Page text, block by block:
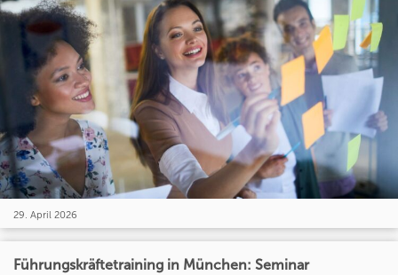
29. April 2026
Führungskräftetraining in München: Seminar